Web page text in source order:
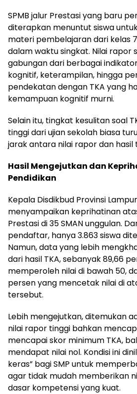
SPMB jalur Prestasi yang baru
diterapkan menuntut siswa
materi pembelajaran dari kelas
dalam waktu singkat. Nilai rapor
gabungan dari berbagai
kognitif, keterampilan, hingga
pendekatan dengan TKA yang
kemampuan kognitif murni.
Selain itu, tingkat kesulitan soal
tinggi dari ujian sekolah biasa
jarak antara nilai rapor dan hasil
Hasil Mengejutkan dan
Pendidikan
Kepala Disdikbud Provinsi
menyampaikan keprihatinan
Prestasi di 35 SMAN unggulan.
pendaftar, hanya 3.863 siswa
Namun, data yang lebih
dari hasil TKA, sebanyak 89,66
memperoleh nilai di bawah 50,
persen yang mencetak nilai di
tersebut.
Lebih mengejutkan, ditemukan
nilai rapor tinggi bahkan
mencapai skor minimum TKA,
mendapat nilai nol. Kondisi ini
keras” bagi SMP untuk
agar tidak mudah memberikan
dasar kompetensi yang kuat.